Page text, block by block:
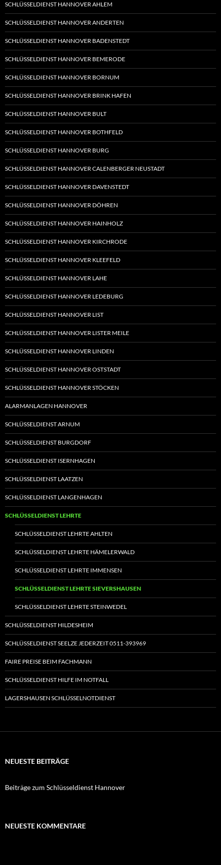
SCHLÜSSELDIENST HANNOVER AHLEM
SCHLÜSSELDIENST HANNOVER ANDERTEN
SCHLÜSSELDIENST HANNOVER BADENSTEDT
SCHLÜSSELDIENST HANNOVER BEMERODE
SCHLÜSSELDIENST HANNOVER BORNUM
SCHLÜSSELDIENST HANNOVER BRINK HAFEN
SCHLÜSSELDIENST HANNOVER BULT
SCHLÜSSELDIENST HANNOVER BOTHFELD
SCHLÜSSELDIENST HANNOVER BURG
SCHLÜSSELDIENST HANNOVER CALENBERGER NEUSTADT
SCHLÜSSELDIENST HANNOVER DAVENSTEDT
SCHLÜSSELDIENST HANNOVER DÖHREN
SCHLÜSSELDIENST HANNOVER HAINHOLZ
SCHLÜSSELDIENST HANNOVER KIRCHRODE
SCHLÜSSELDIENST HANNOVER KLEEFELD
SCHLÜSSELDIENST HANNOVER LAHE
SCHLÜSSELDIENST HANNOVER LEDEBURG
SCHLÜSSELDIENST HANNOVER LIST
SCHLÜSSELDIENST HANNOVER LISTER MEILE
SCHLÜSSELDIENST HANNOVER LINDEN
SCHLÜSSELDIENST HANNOVER OSTSTADT
SCHLÜSSELDIENST HANNOVER STÖCKEN
ALARMANLAGEN HANNOVER
SCHLÜSSELDIENST ARNUM
SCHLÜSSELDIENST BURGDORF
SCHLÜSSELDIENST ISERNHAGEN
SCHLÜSSELDIENST LAATZEN
SCHLÜSSELDIENST LANGENHAGEN
SCHLÜSSELDIENST LEHRTE
SCHLÜSSELDIENST LEHRTE AHLTEN
SCHLÜSSELDIENST LEHRTE HÄMELERWALD
SCHLÜSSELDIENST LEHRTE IMMENSEN
SCHLÜSSELDIENST LEHRTE SIEVERSHAUSEN
SCHLÜSSELDIENST LEHRTE STEINWEDEL
SCHLÜSSELDIENST HILDESHEIM
SCHLÜSSELDIENST SEELZE JEDERZEIT 0511-393969
FAIRE PREISE BEIM FACHMANN
SCHLÜSSELDIENST HILFE IM NOTFALL
LAGERSHAUSEN SCHLÜSSELNOTDIENST
NEUESTE BEITRÄGE
Beiträge zum Schlüsseldienst Hannover
NEUESTE KOMMENTARE